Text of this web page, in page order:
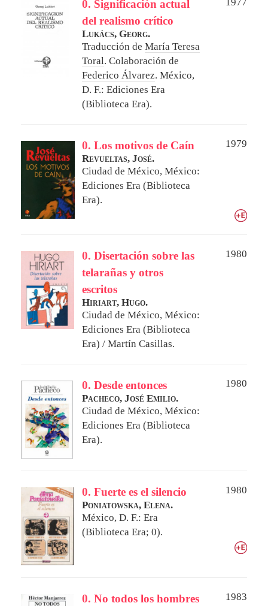
0. Significación actual
del realismo crítico
Lukács, Georg.
Traducción de María Teresa
Toral. Colaboración de
Federico Álvarez. México,
D. F.: Ediciones Era
(Biblioteca Era).
0. Los motivos de Caín
1979
Revueltas, José.
Ciudad de México, México:
Ediciones Era (Biblioteca
Era).
0. Disertación sobre las
telarañas y otros
escritos
1980
Hiriart, Hugo.
Ciudad de México, México:
Ediciones Era (Biblioteca
Era) / Martín Casillas.
0. Desde entonces
1980
Pacheco, José Emilio.
Ciudad de México, México:
Ediciones Era (Biblioteca
Era).
0. Fuerte es el silencio
1980
Poniatowska, Elena.
México, D. F.: Era
(Biblioteca Era; 0).
0. No todos los hombres
1983